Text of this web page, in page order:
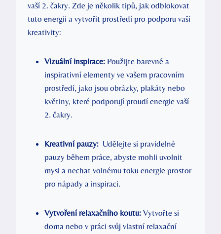
vaší 2. ‌čakry. Zde je několik tipů, jak odblokovat
tuto energii⁤ a vytvořit prostředí pro⁢ podporu vaší
kreativity:
Vizuální⁢ inspirace: Použijte barevné a⁤
inspirativní elementy ​ve vašem pracovním
prostředí, jako jsou obrázky, plakáty nebo
květiny, které podporují ⁤proudí energie vaší
2. čakry.
Kreativní pauzy: ​ Udělejte⁣ si pravidelné
pauzy během práce, abyste mohli uvolnit
mysl a nechat volnému toku energie prostor⁢
pro⁢ nápady a inspiraci.
Vytvoření⁢ relaxačního koutu: Vytvořte ⁤si
doma nebo⁣ v práci svůj vlastní relaxační